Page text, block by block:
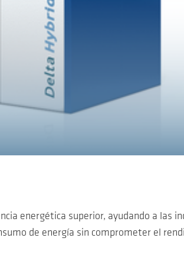
energética superior, ayudando a las
de energía sin comprometer el